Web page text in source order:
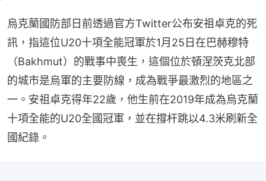
烏克蘭國防部日前透過官方Twitter公布安祖卓克的死
訊，指這位U20十項全能冠軍於1月25日在巴赫穆特
（Bakhmut）的戰事中喪生，這個位於頓涅茨克北部
的城市是烏軍的主要防線，成為戰爭最激烈的地區之
一。安祖卓克得年22歲，他生前在2019年成為烏克蘭
十項全能的U20全國冠軍，並在撐杆跳以4.3米刷新全
國紀錄。